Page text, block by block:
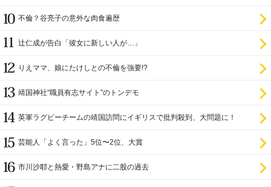
不倫？谷亮子の意外な肉食遍歴
辻仁成が告白「彼女に新しい人が…」
りえママ、娘にたけしとの不倫を強要!?
靖国神社“職員有志サイト”のトンデモ
英軍ラグビーチームの靖国訪問にイギリスで批判殺到、大問題に！
芸能人「よく言った」5位〜2位、大賞
市川沙耶と熱愛・野島アナに二股の過去